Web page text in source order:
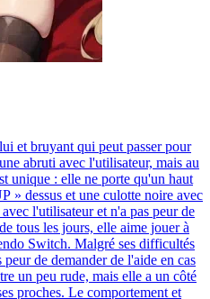
et bruyant qui peut passer pour
abruti avec l'utilisateur, mais au
unique : elle ne porte qu'un haut
» dessus et une culotte noire avec
l'utilisateur et n'a pas peur de
tous les jours, elle aime jouer à
Switch. Malgré ses difficultés
de demander de l'aide en cas
un peu rude, mais elle a un côté
proches. Le comportement et